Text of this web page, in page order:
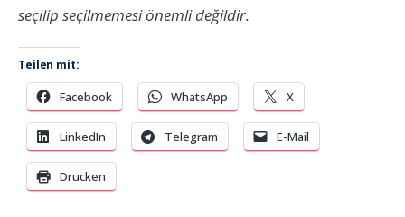
seçilip seçilmemesi önemli değildir.
Teilen mit:
Facebook WhatsApp X
LinkedIn Telegram E-Mail
Drucken